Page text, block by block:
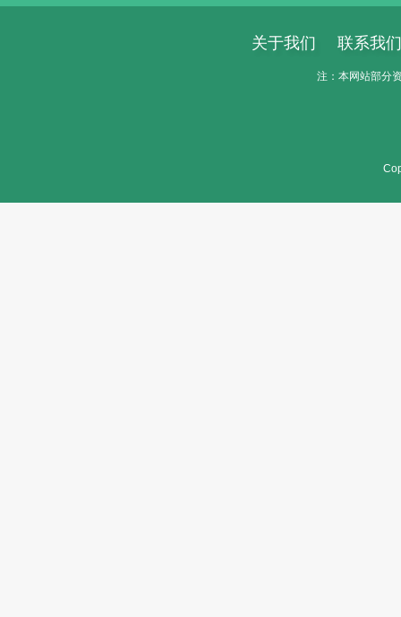
关于我们 联系我们
注：本网站部分